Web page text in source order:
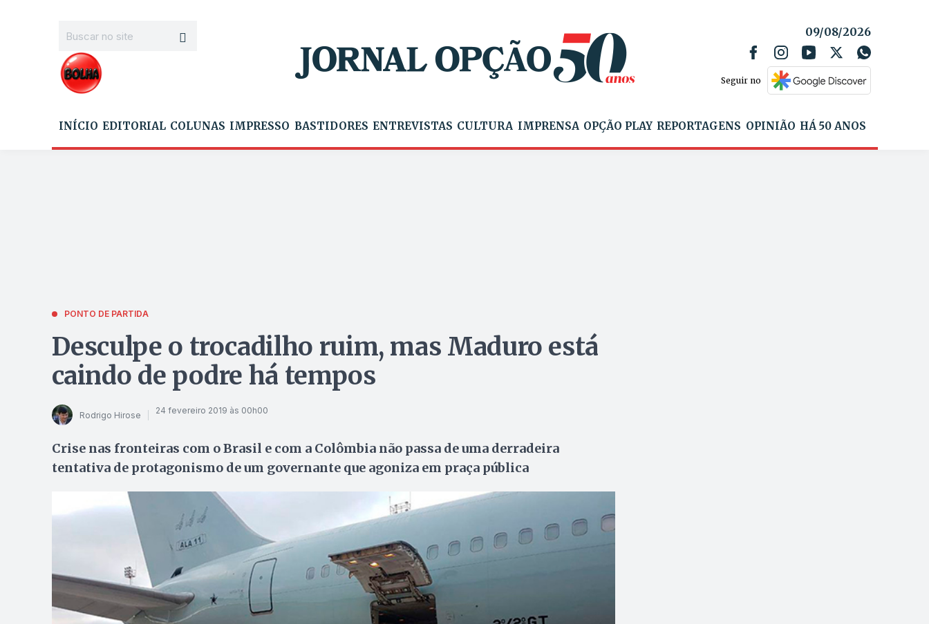
09/08/2026
Seguir no
INÍCIO EDITORIAL COLUNAS IMPRESSO BASTIDORES ENTREVISTAS CULTURA IMPRENSA OPÇÃO PLAY REPORTAGENS OPINIÃO HÁ 50 ANOS
PONTO DE PARTIDA
Desculpe o trocadilho ruim, mas Maduro está
caindo de podre há tempos
Rodrigo Hirose 24 fevereiro 2019 às 00h00
Crise nas fronteiras com o Brasil e com a Colômbia não passa de uma derradeira
tentativa de protagonismo de um governante que agoniza em praça pública